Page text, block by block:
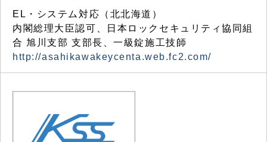
EL・システム対応（北北海道）
内閣総理大臣認可、日本ロックセキュリティ協同組
合 旭川支部 支部長、一級錠施工技師
http://asahikawakeycenta.web.fc2.com/